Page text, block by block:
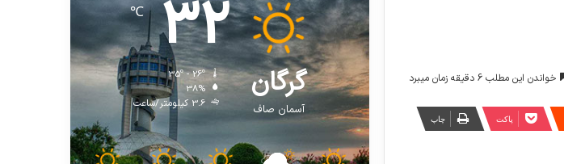
خواندن این مطلب 6 دقیقه زمان میبرد
پاکت چاپ
گرگان
آسمان صاف
32
℃
35º - 26º
38%
3.6 کیلومتر/ساعت